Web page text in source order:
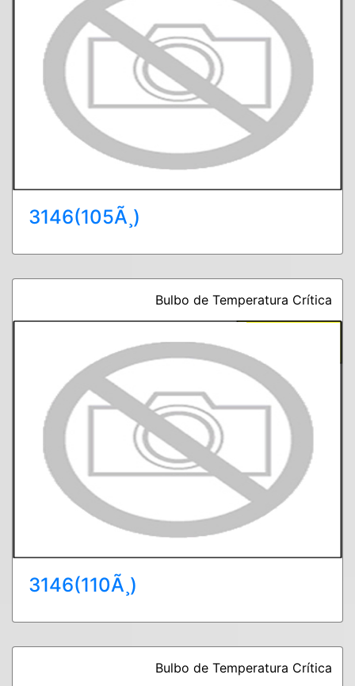
3146(105Ã¸)
Bulbo de Temperatura Crítica
3146(110Ã¸)
Bulbo de Temperatura Crítica